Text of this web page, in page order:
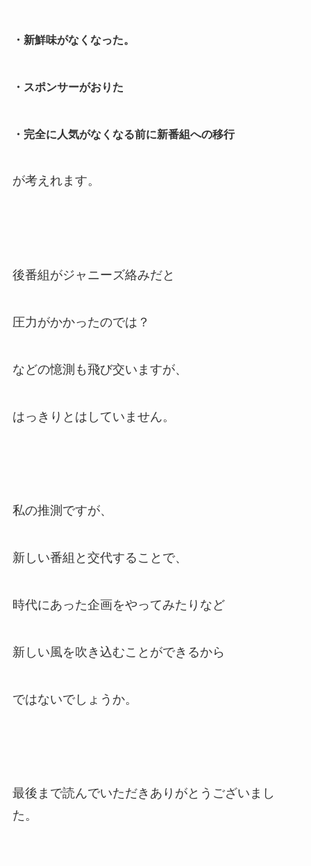
・新鮮味がなくなった。
・スポンサーがおりた
・完全に人気がなくなる前に新番組への移行
が考えれます。
後番組がジャニーズ絡みだと
圧力がかかったのでは？
などの憶測も飛び交いますが、
はっきりとはしていません。
私の推測ですが、
新しい番組と交代することで、
時代にあった企画をやってみたりなど
新しい風を吹き込むことができるから
ではないでしょうか。
最後まで読んでいただきありがとうございまし
た。